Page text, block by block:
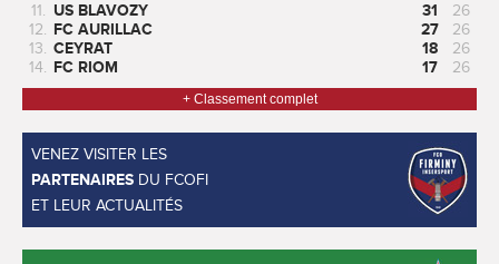
11. US BLAVOZY 31
26
12. FC AURILLAC 27
26
13. CEYRAT 18
26
14. FC RIOM 17 26
+ Classement complet
VENEZ VISITER LES
PARTENAIRES DU FCOFI
ET LEUR ACTUALITÉS